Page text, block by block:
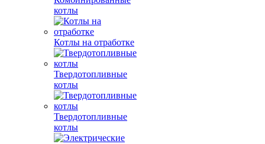
котлы
Котлы на отработке
Твердотопливные
котлы
Твердотопливные
котлы